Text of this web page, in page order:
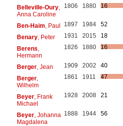
Belleville-Oury,
Anna Caroline
1806 1880 16
Ben-Haim, Paul 1897 1984
52
Benary, Peter 1931 2015
18
Berens,
Hermann
1826 1880 16
Berger, Jean 1909 2002
40
Berger,
Wilhelm
1861 1911 47
Beyer, Frank
Michael
1928 2008 21
Beyer, Johanna
Magdalena
1888 1944 56